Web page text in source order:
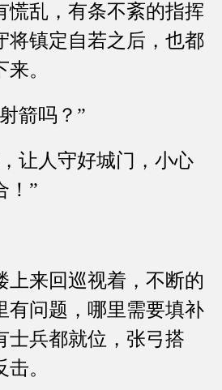
乱，有条不紊的指挥
将镇定自若之后，也都
。
箭吗？”
人守好城门，小心
！”
来回巡视着，不断的
有问题，哪里需要填补
士兵都就位，张弓搭
。